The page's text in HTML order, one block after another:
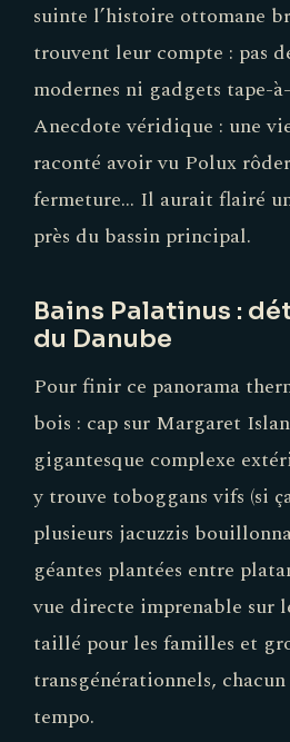
suinte l’histoire ottomane
trouvent leur compte : pas
modernes ni gadgets tape-
Anecdote véridique : une
raconté avoir vu Polux
fermeture… Il aurait flairé
près du bassin principal.
Bains Palatinus :
du Danube
Pour finir ce panorama
bois : cap sur Margaret
gigantesque complexe
y trouve toboggans vifs (si
plusieurs jacuzzis
géantes plantées entre
vue directe imprenable sur
taillé pour les familles et
transgénérationnels,
tempo.